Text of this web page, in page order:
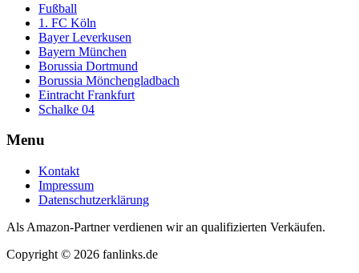
Fußball
1. FC Köln
Bayer Leverkusen
Bayern München
Borussia Dortmund
Borussia Mönchengladbach
Eintracht Frankfurt
Schalke 04
Menu
Kontakt
Impressum
Datenschutzerklärung
Als Amazon-Partner verdienen wir an qualifizierten Verkäufen.
Copyright © 2026 fanlinks.de